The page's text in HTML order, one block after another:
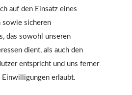
auf den Einsatz eines
sowie sicheren
das sowohl unseren
dient, als auch den
entspricht und uns ferner
erlaubt.